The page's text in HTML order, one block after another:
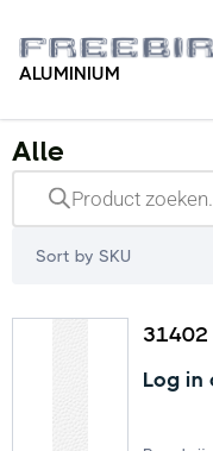
ALUMINIUM
Alle
31402
Log in